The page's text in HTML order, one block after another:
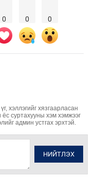
0 0 0
хэллэгийг хязгаарласан
ёс суртахууны хэм хэмжээг
админ устгах эрхтэй.
НИЙТЛЭХ